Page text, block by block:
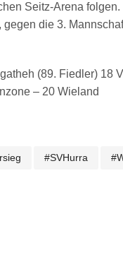
Seitz-Arena
die 3.
(89. Fiedler) 18
– 20 Wieland
#SVHurra